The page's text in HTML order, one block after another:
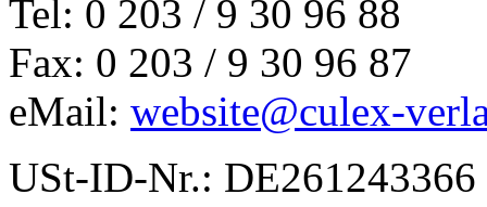
Tel: 0 203 / 9 30 96 88
Fax: 0 203 / 9 30 96 87
eMail: website@culex-
USt-ID-Nr.: DE261243366